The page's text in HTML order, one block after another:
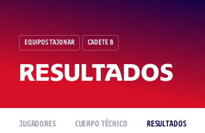
EQUIPOS TAJONAR CADETE B
RESULTADOS
JUGADORES CUERPO TÉCNICO RESULTADOS